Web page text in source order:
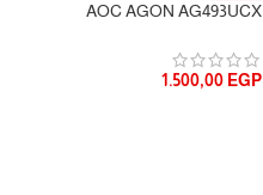
AOC AGON AG493UCX
1.500,00 EGP